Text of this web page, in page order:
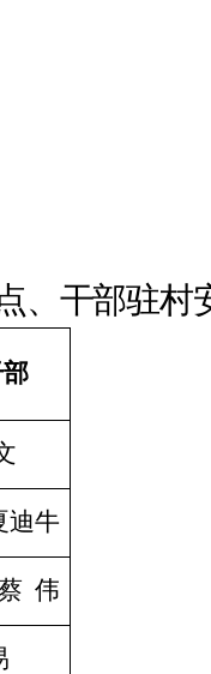
、干部驻村
迪牛
伟